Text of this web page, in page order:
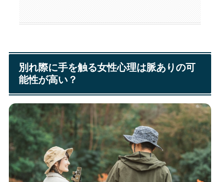
別れ際に手を触る女性心理は脈ありの可
能性が高い？